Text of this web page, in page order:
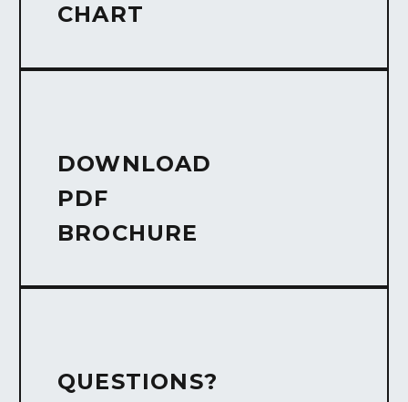
CHART
DOWNLOAD
PDF
BROCHURE
QUESTIONS?